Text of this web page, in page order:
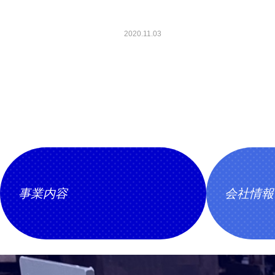
2020.11.03
事業内容 会社情報